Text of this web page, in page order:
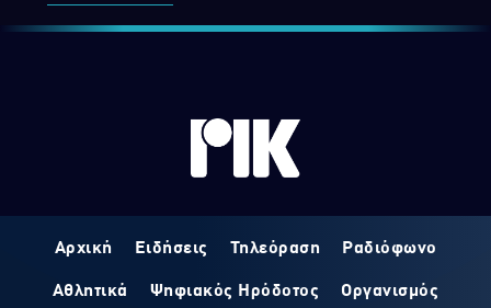
Αρχική Ειδήσεις Τηλεόραση Ραδιόφωνο
Αθλητικά Ψηφιακός Ηρόδοτος Οργανισμός